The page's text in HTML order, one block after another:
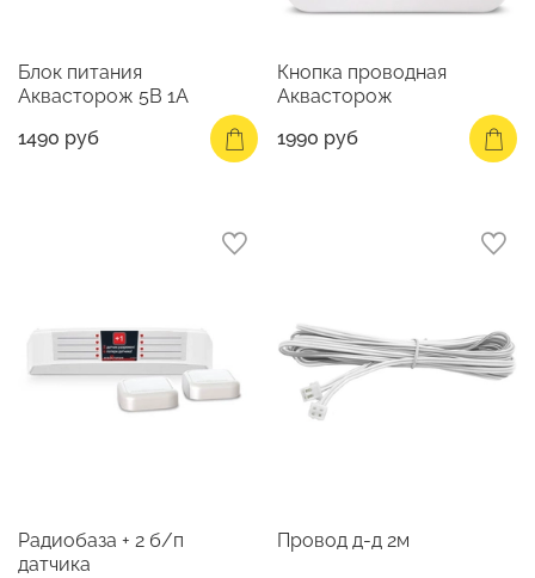
Блок питания
Аквасторож 5В 1А
1490 руб
Кнопка проводная
Аквасторож
1990 руб
Радиобаза + 2 б/п
датчика
Провод д-д 2м